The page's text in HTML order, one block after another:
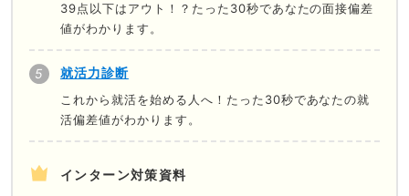
39点以下はアウト！？たった30秒であなたの面接偏差
値がわかります。
就活力診断
これから就活を始める人へ！たった30秒であなたの就
活偏差値がわかります。
インターン対策資料